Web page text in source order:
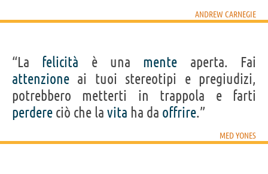
ANDREW CARNEGIE
“La felicità è una mente aperta. Fai
attenzione ai tuoi stereotipi e pregiudizi,
potrebbero metterti in trappola e farti
perdere ciò che la vita ha da offrire.”
MED YONES